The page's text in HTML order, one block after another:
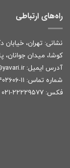
راه‌های ارتباطی
کوشا، میدان جوانان،
آدرس ایمیل:r
شماره تماس: ۱۱-۲۶۴۰۲۶۰۶-۰۲۱
فکس: ۲۲۲۲۹۵۷۷-۰۲۱